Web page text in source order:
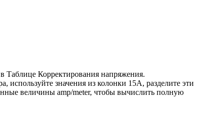
Таблице Корректирования напряжения.
значения из колонки 15А, разделите эти
величины amp/meter, чтобы вычислить полную